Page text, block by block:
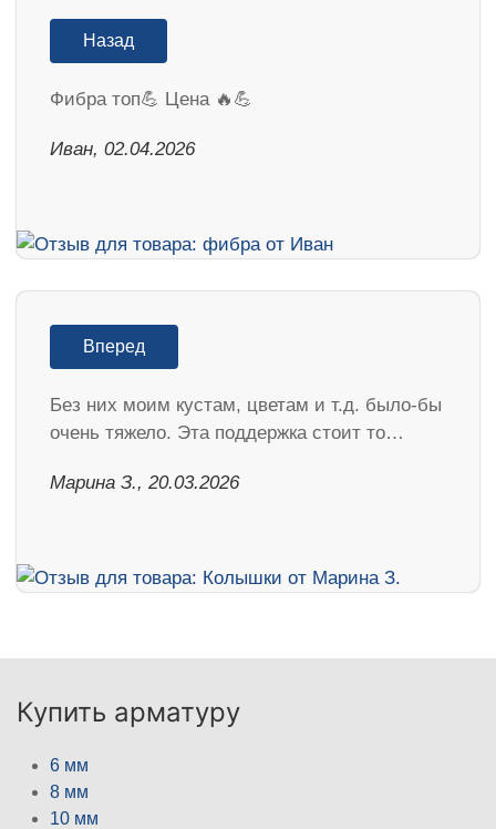
Назад
Фибра топ💪 Цена 🔥💪
Иван, 02.04.2026
Вперед
Без них моим кустам, цветам и т.д. было-бы
очень тяжело. Эта поддержка стоит то…
Марина З., 20.03.2026
Купить арматуру
6 мм
8 мм
10 мм